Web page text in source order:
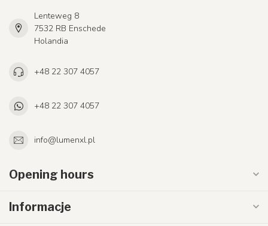
Lenteweg 8
7532 RB Enschede
Holandia
+48 22 307 4057
+48 22 307 4057
info@lumenxl.pl
Opening hours
Informacje